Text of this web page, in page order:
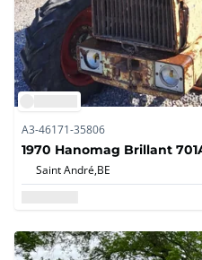
A3-46171-35806
1970 Hanomag Brillant
Saint André,BE